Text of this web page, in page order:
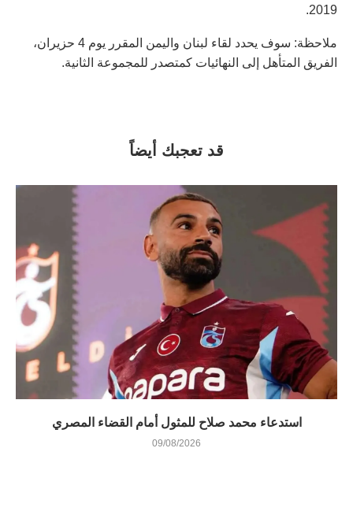
2019.
ملاحظة: سوف يحدد لقاء لبنان واليمن المقرر يوم 4 حزيران،
الفريق المتأهل إلى النهائيات كمتصدر للمجموعة الثانية.
قد تعجبك أيضاً
استدعاء محمد صلاح للمثول أمام القضاء المصري
09/08/2026